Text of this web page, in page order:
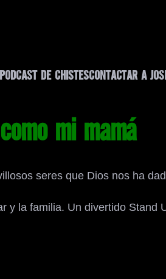
DE CHISTESCONTACTAR A
mi mamá
seres que Dios nos ha
la familia. Un divertido Stand